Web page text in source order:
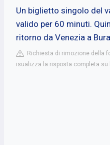
Un biglietto singolo del
valido per 60 minuti.
ritorno da Venezia a
Richiesta di rimozione della
isualizza la risposta completa su